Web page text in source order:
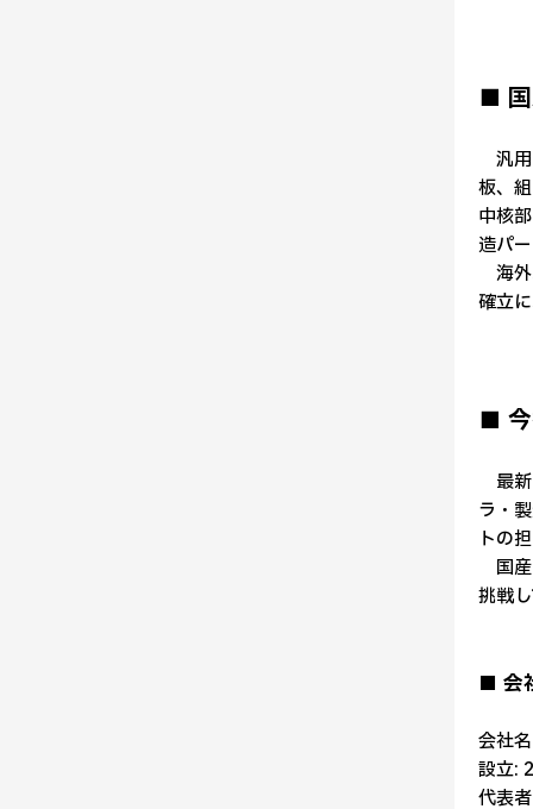
■ 国
汎用
板、
中核
造パ
海
確立
■ 今
最新
ラ・
トの
国
挑戦
■ 会
会社
設立:
代表